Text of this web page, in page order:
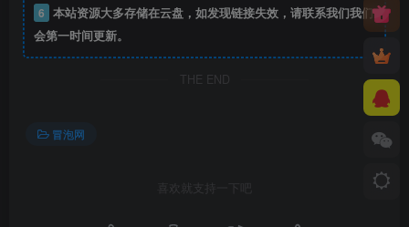
6 本站资源大多存储在云盘，如发现链接失效，请联系我们我们
会第一时间更新。
THE END
冒泡网
喜欢就支持一下吧